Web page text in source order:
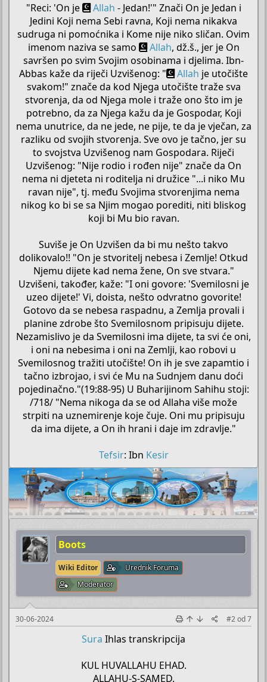
"Reci: 'On je
Allah - Jedan!'" Znači On je Jedan i
Jedini Koji nema Sebi ravna, Koji nema nikakva
sudruga ni pomoćnika i Kome nije niko sličan. Ovim
imenom naziva se samo
Allah, dž.š., jer je On
savršen po svim Svojim osobinama i djelima. Ibn-
Abbas kaže da riječi Uzvišenog: "
Allah je utočište
svakom!" znače da kod Njega utočište traže sva
stvorenja, da od Njega mole i traže ono što im je
potrebno, da za Njega kažu da je Gospodar, Koji
nema unutrice, da ne jede, ne pije, te da je vječan, za
razliku od svojih stvorenja. Sve ovo je tačno, jer su
to svojstva Uzvišenog nam Gospodara. Riječi
Uzvišenog: "Nije rodio i rođen nije" znače da On
nema ni djeteta ni roditelja ni družice "...i niko Mu
ravan nije", tj. među Svojima stvorenjima nema
nikog ko bi se sa Njim mogao porediti, niti bliskog
koji bi Mu bio ravan.
Suviše je On Uzvišen da bi mu nešto takvo
dolikovalo!! "On je stvoritelj nebesa i Zemlje! Otkud
Njemu dijete kad nema žene, On sve stvara."
Uzvišeni, također, kaže: "I oni govore: 'Svemilosni je
uzeo dijete!' Vi, doista, nešto odvratno govorite!
Gotovo da se nebesa raspadnu, a Zemlja provali i
planine zdrobe što Svemilosnom pripisuju dijete.
Nezamislivo je da Svemilosni ima dijete, ta svi će oni,
i oni na nebesima i oni na Zemlji, kao robovi u
Svemilosnog tražiti utočište! On ih je sve zapamtio i
tačno izbrojao, i svi će Mu na Sudnjem danu doći
pojedinačno."(19:88-95) U Buharijinom Sahihu stoji:
/718/ "Nema nikoga da se od Allaha više može
strpiti na uznemirenje koje čuje. Oni mu pripisuju
da ima dijete, a On ih hrani i daje im zdravlje."
Tefsir: Ibn Kesir
Boots
Wiki Editor
Urednik Foruma
Moderator
30-06-2024 #2od7
Sura Ihlas transkripcija
KUL HUVALLAHU EHAD.
ALLAHU-S-SAMED.